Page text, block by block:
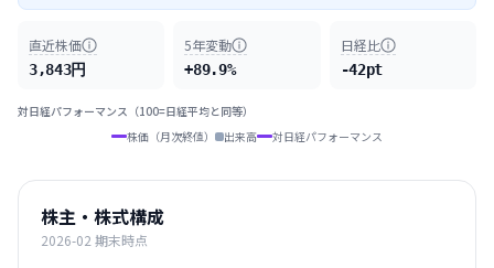
直近株価
3,843円
5年変動
+89.9%
日経比
-42pt
対日経パフォーマンス（100=日経平均と同等）
株価（月次終値）
出来高 対日経パフォーマンス
株主・株式構成
2026-02 期末時点